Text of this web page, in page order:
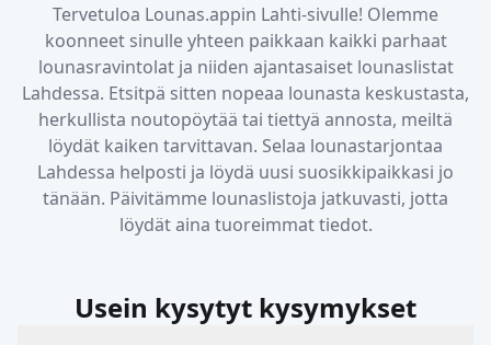
Tervetuloa Lounas.appin Lahti-sivulle! Olemme
koonneet sinulle yhteen paikkaan kaikki parhaat
lounasravintolat ja niiden ajantasaiset lounaslistat
Lahdessa. Etsitpä sitten nopeaa lounasta keskustasta,
herkullista noutopöytää tai tiettyä annosta, meiltä
löydät kaiken tarvittavan. Selaa lounastarjontaa
Lahdessa helposti ja löydä uusi suosikkipaikkasi jo
tänään. Päivitämme lounaslistoja jatkuvasti, jotta
löydät aina tuoreimmat tiedot.
Usein kysytyt kysymykset